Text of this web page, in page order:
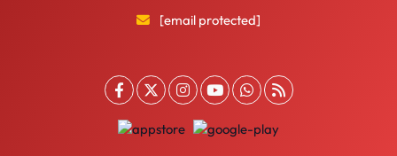
[email protected]